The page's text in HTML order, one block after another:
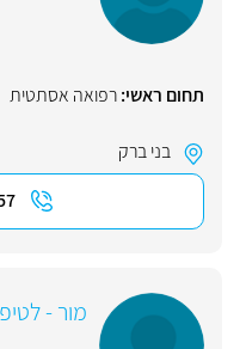
תחום ראשי:רפואה אסתטית
בני ברק
מור -